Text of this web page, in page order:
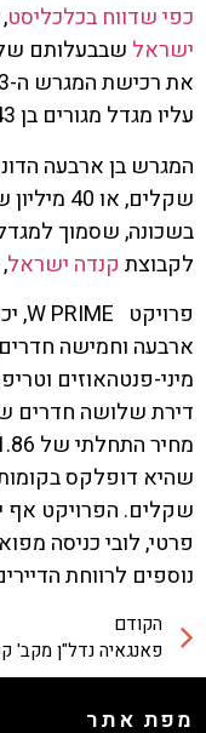
כפי שדווח בכלכליסט
ישראלשבבעלותם של
עליו מגדל מגורים בן 43 קומות.
לקבוצת קנדה ישראל
ארבעה וחמישה
מיני-פנטהאוזים
דירת שלושה חדרים
שקלים. הפרויקט אף
פרטי, לובי כניסה
נוספים לרווחת
הקודם
מפת אתר